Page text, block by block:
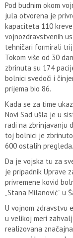
Pod budnim okom
jula otvorena je
kapaciteta 110
vojnozdravstvenih
tehničari formirali
Tokom više od 30
zbrinuta su 174
bolnici svedoči i
prijema bio 86.
Kada se za time
Novi Sad ušla je u
radi na zbrinjavanju
toj bolnici je
600 ostalih pregleda.
Da je vojska tu za
je pripadnik Uprave
privremene kovid
„Stana Milanović” u
U vojnom zdravstvu
u velikoj meri
realizovana